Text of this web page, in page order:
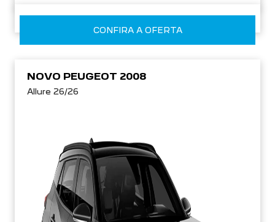
CONFIRA A OFERTA
NOVO PEUGEOT 2008
Allure 26/26